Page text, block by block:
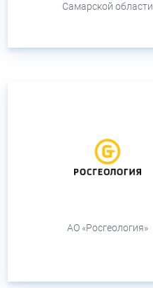
Самарской области
АО «Росгеология»